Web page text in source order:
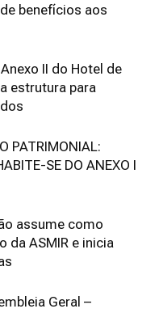
benefícios aos
II do Hotel de
estrutura para
PATRIMONIAL:
SE DO ANEXO I
assume como
da ASMIR e inicia
Geral –